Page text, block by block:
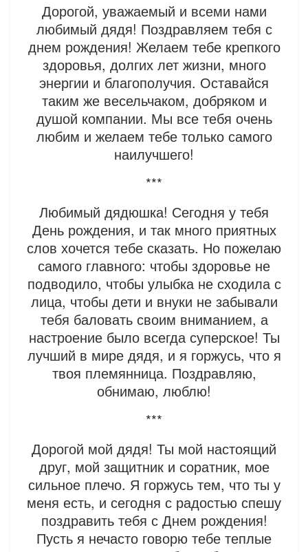
Дорогой, уважаемый и всеми нами
любимый дядя! Поздравляем тебя с
днем рождения! Желаем тебе крепкого
здоровья, долгих лет жизни, много
энергии и благополучия. Оставайся
таким же весельчаком, добряком и
душой компании. Мы все тебя очень
любим и желаем тебе только самого
наилучшего!
***
Любимый дядюшка! Сегодня у тебя
День рождения, и так много приятных
слов хочется тебе сказать. Но пожелаю
самого главного: чтобы здоровье не
подводило, чтобы улыбка не сходила с
лица, чтобы дети и внуки не забывали
тебя баловать своим вниманием, а
настроение было всегда суперское! Ты
лучший в мире дядя, и я горжусь, что я
твоя племянница. Поздравляю,
обнимаю, люблю!
***
Дорогой мой дядя! Ты мой настоящий
друг, мой защитник и соратник, мое
сильное плечо. Я горжусь тем, что ты у
меня есть, и сегодня с радостью спешу
поздравить тебя с Днем рождения!
Пусть я нечасто говорю тебе теплые